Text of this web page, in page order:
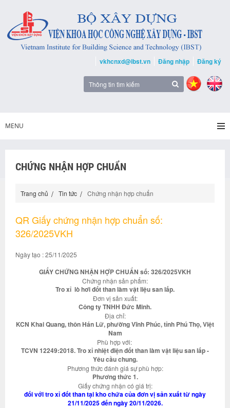
vkhcnxd@ibst.vn Đăng nhập Đăng ký
MENU
CHỨNG NHẬN HỢP CHUẨN
Trang chủ Tin tức Chứng nhận hợp chuẩn
QR Giấy chứng nhận hợp chuẩn số:
326/2025VKH
Ngày tạo : 25/11/2025
GIẤY CHỨNG NHẬN HỢP CHUẨN số: 326/2025VKH
Chứng nhận sản phẩm:
Tro xỉ lò hơi đốt than làm vật liệu san lấp.
Đơn vị sản xuất:
Công ty TNHH Đức Minh.
Địa chỉ:
KCN Khai Quang, thôn Hán Lữ, phường Vĩnh Phúc, tỉnh Phú Thọ, Việt
Nam
Phù hợp với:
TCVN 12249:2018. Tro xỉ nhiệt điện đốt than làm vật liệu san lấp -
Yêu cầu chung.
Phương thức đánh giá sự phù hợp:
Phương thức 1.
Giấy chứng nhận có giá trị:
đối với tro xỉ đốt than tại kho chứa của đơn vị sản xuất từ ngày
21/11/2025 đến ngày 20/11/2026.